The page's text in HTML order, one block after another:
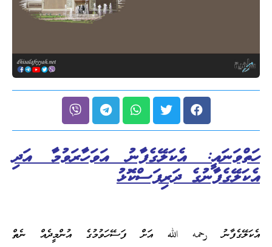
ހަތްވަނައީ: އެކަލޭގެފާނު އަވަހާރަވުމާ އަދި
އެކަލޭގެފާނުގެ ދަރިފަސްކޮޅު
އެކަލޭގެފާނު رحمه الله އަށް ފަސޭހަވުމުގެ އުންމީދެއް ނެތް